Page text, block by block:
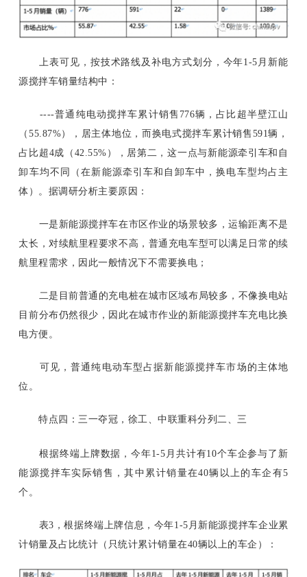
上表可见，按技术路线及补电方式划分，今年1-5月新能
源搅拌车销量结构中：
----普通纯电动搅拌车累计销售776辆，占比超半壁江山
（55.87%），居主体地位，而换电式搅拌车累计销售591辆，
占比超4成（42.55%），居第二，这一点与新能源牵引车和自
卸车均不同（在新能源牵引车和自卸车中，换电车型均占主
体）。据调研分析主要原因：
一是新能源搅拌车在市区作业的场景较多，运输距离不是
太长，对续航里程要求不高，普通充电车型可以满足日常的续
航里程需求，因此一般情况下不需要换电；
二是目前普通的充电桩在城市区域布局较多，不像换电站
目前分布仍然很少，因此在城市作业的新能源搅拌车充电比换
电方便。
可见，普通纯电动车型占据新能源搅拌车市场的主体地
位。
特点四：三一夺冠，徐工、中联重科分列二、三
根据终端上牌数据，今年1-5月共计有10个车企参与了新
能源搅拌车实际销售，其中累计销量在40辆以上的车企有5
个。
表3，根据终端上牌信息，今年1-5月新能源搅拌车企业累
计销量及占比统计（只统计累计销量在40辆以上的车企）：